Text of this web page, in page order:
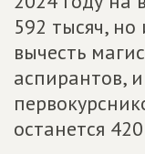
592 тысяч,
вычесть
аспирантов,
останется